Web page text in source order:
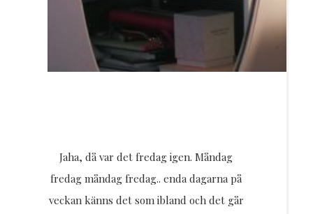
Jaha, då var det fredag igen. Måndag
fredag måndag fredag.. enda dagarna på
veckan känns det som ibland och det går